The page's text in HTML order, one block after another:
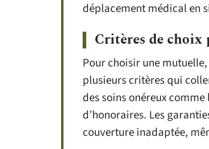
déplacement médical en
Critères de
Pour choisir une
plusieurs critères qui
des soins onéreux
d’honoraires. Les
couverture inadaptée,